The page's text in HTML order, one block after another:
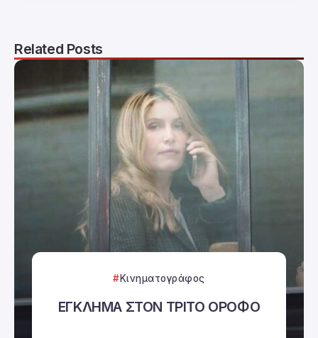
Related Posts
Κινηματογράφος
ΕΓΚΛΗΜΑ ΣΤΟΝ ΤΡΙΤΟ ΟΡΟΦΟ